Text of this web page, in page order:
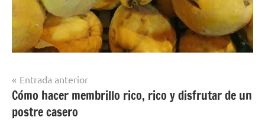
Navegación
de
entradas
Entrada anterior
Cómo hacer membrillo rico, rico y disfrutar de un
postre casero